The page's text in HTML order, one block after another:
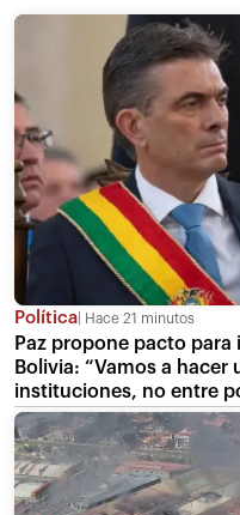
Política Hace 21 minutos
Paz propone pacto
Bolivia: “Vamos a
instituciones, no entre